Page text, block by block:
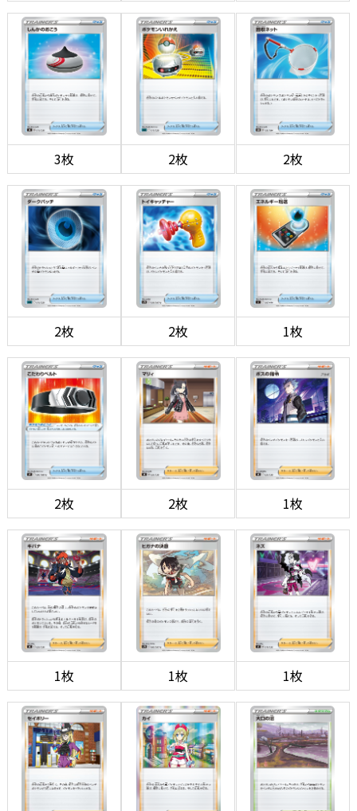
3枚 2枚 2枚
2枚 2枚 1枚
2枚 2枚 1枚
1枚 1枚 1枚